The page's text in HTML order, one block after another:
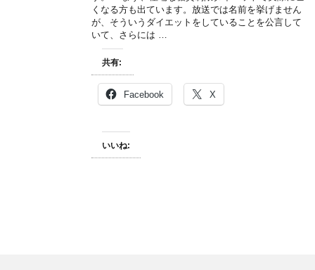
くなる方も出ています。放送では名前を挙げません
が、そういうダイエットをしていることを公言して
いて、さらには …
共有:
Facebook X
いいね: